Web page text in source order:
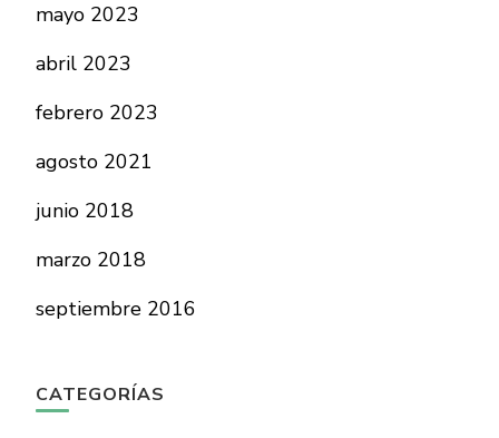
mayo 2023
abril 2023
febrero 2023
agosto 2021
junio 2018
marzo 2018
septiembre 2016
CATEGORÍAS